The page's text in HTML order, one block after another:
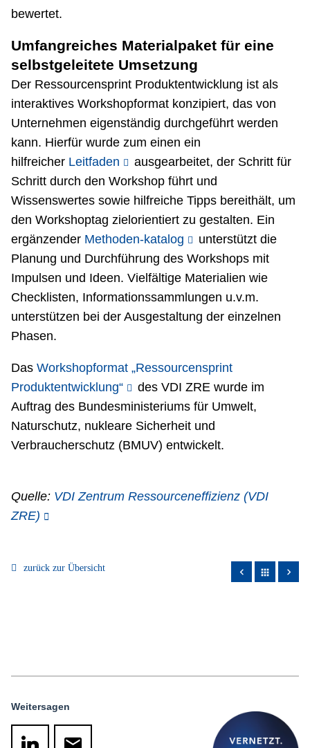
bewertet.
Umfangreiches Materialpaket für eine
selbstgeleitete Umsetzung
Der Ressourcensprint Produktentwicklung ist als
interaktives Workshopformat konzipiert, das von
Unternehmen eigenständig durchgeführt werden
kann. Hierfür wurde zum einen ein
hilfreicher Leitfaden
ausgearbeitet, der Schritt für
Schritt durch den Workshop führt und
Wissenswertes sowie hilfreiche Tipps bereithält, um
den Workshoptag zielorientiert zu gestalten. Ein
ergänzender Methoden-katalog
unterstützt die
Planung und Durchführung des Workshops mit
Impulsen und Ideen. Vielfältige Materialien wie
Checklisten, Informationssammlungen u.v.m.
unterstützen bei der Ausgestaltung der einzelnen
Phasen.
Das Workshopformat „Ressourcensprint
Produktentwicklung“
des VDI ZRE wurde im
Auftrag des Bundesministeriums für Umwelt,
Naturschutz, nukleare Sicherheit und
Verbraucherschutz (BMUV) entwickelt.
Quelle: VDI Zentrum Ressourceneffizienz (VDI
ZRE)
zurück zur Übersicht apps
Weitersagen